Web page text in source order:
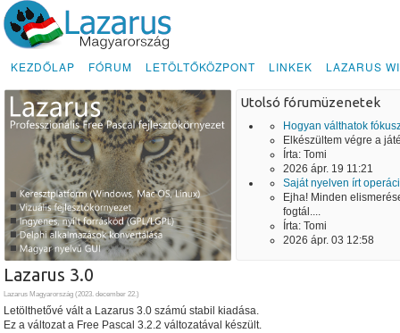
KEZDŐLAP FÓRUM LETÖLTŐKÖZPONT LINKEK LAZARUS
Utolsó fórumüzenetek
Hogyan válthatok
Elkészültem végre a
Írta:Tomi
2026 ápr. 19 11:21
Saját nyelven írt
Ejha! Minden
fogtál....
Írta:Tomi
2026 ápr. 03 12:58
Lazarus 3.0
Lazarus Magyarország (2023. december 22.)
Letölthetővé vált a Lazarus 3.0 számú stabil kiadása.
Ez a változat a Free Pascal 3.2.2 változatával készült.